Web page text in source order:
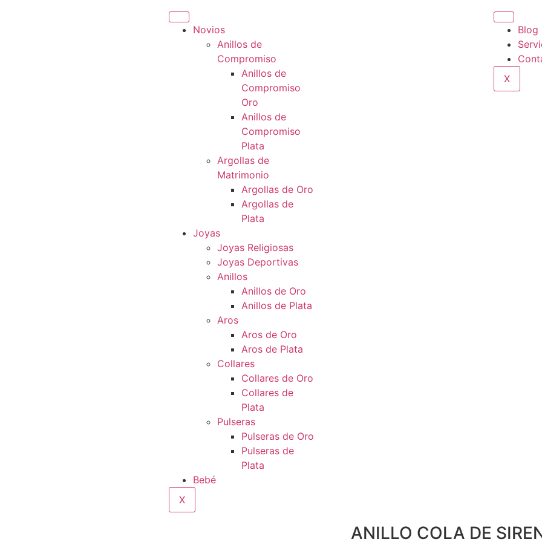
Novios
Anillos de
Compromiso
Anillos de
Compromiso
Oro
Anillos de
Compromiso
Plata
Argollas de
Matrimonio
Argollas de Oro
Argollas de
Plata
Joyas
Joyas Religiosas
Joyas Deportivas
Anillos
Anillos de Oro
Anillos de Plata
Aros
Aros de Oro
Aros de Plata
Collares
Collares de Oro
Collares de
Plata
Pulseras
Pulseras de Oro
Pulseras de
Plata
Bebé
X
Blog
X
ANILLO COLA DE